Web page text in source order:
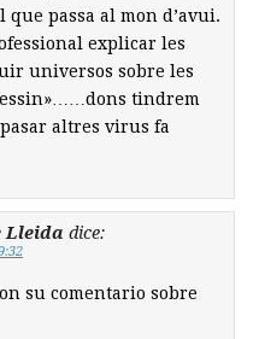
que passa al mon d’avui.
explicar les
universos sobre les
tindrem
altres virus fa
Lleida dice:
su comentario sobre